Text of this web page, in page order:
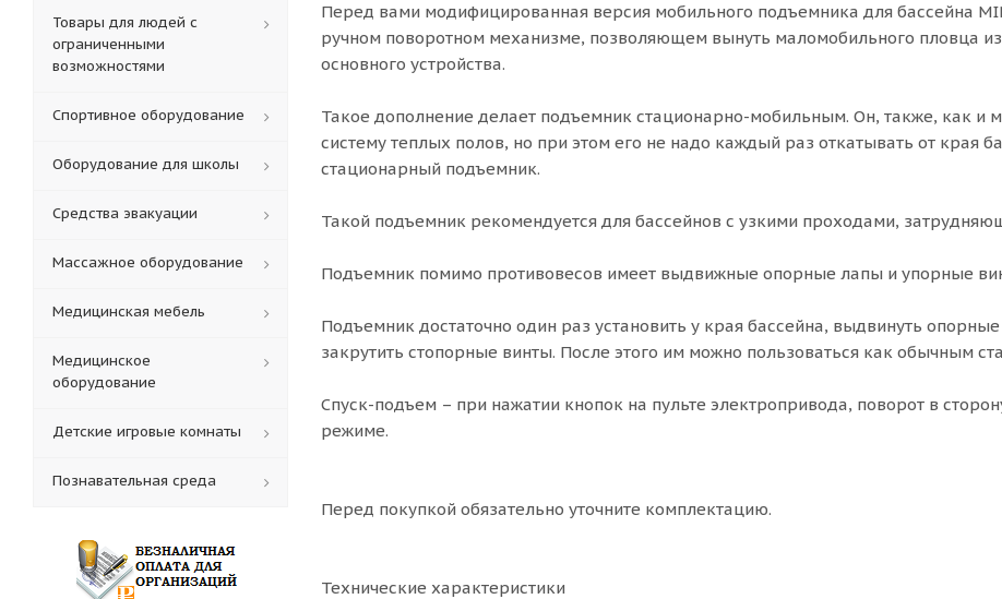
Перед вами модифицированная версия мобильного подъемника для бассейна
ручном поворотном механизме, позволяющем вынуть маломобильного пловца
основного устройства.
Такое дополнение делает подъемник стационарно-мобильным. Он, также, как и
систему теплых полов, но при этом его не надо каждый раз откатывать от края
стационарный подъемник.
Такой подъемник рекомендуется для бассейнов с узкими проходами,
Подъемник помимо противовесов имеет выдвижные опорные лапы и упорные
Подъемник достаточно один раз установить у края бассейна, выдвинуть
закрутить стопорные винты. После этого им можно пользоваться как обычным
Спуск-подъем – при нажатии кнопок на пульте электропривода, поворот в
режиме.
Перед покупкой обязательно уточните комплектацию.
Технические характеристики
Товары для людей с
ограниченными
возможностями
Спортивное оборудование
Оборудование для школы
Средства эвакуации
Массажное оборудование
Медицинская мебель
Медицинское
оборудование
Детские игровые комнаты
Познавательная среда